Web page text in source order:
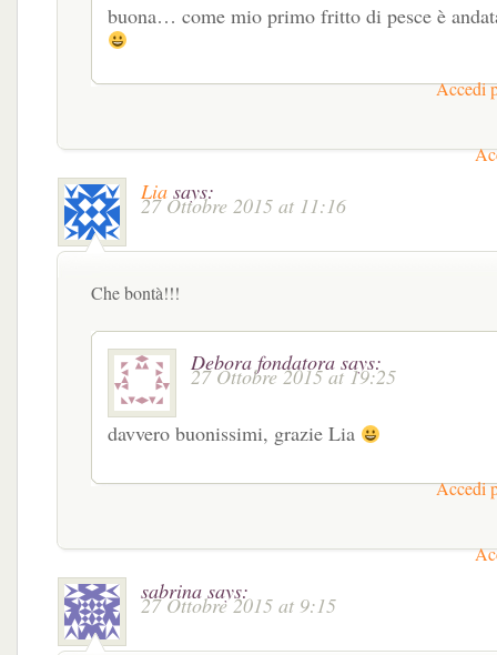
buona… come mio primo fritto di pesce è
Accedi
Lia says:
27 Ottobre 2015 at 11:16
Che bontà!!!
Debora fondatora says:
27 Ottobre 2015 at 19:25
davvero buonissimi, grazie Lia
Accedi
sabrina says:
27 Ottobre 2015 at 9:15